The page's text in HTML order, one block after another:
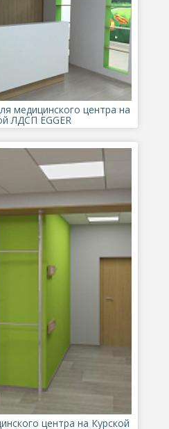
медицинского центра на
ЛДСП EGGER
центра на Курской